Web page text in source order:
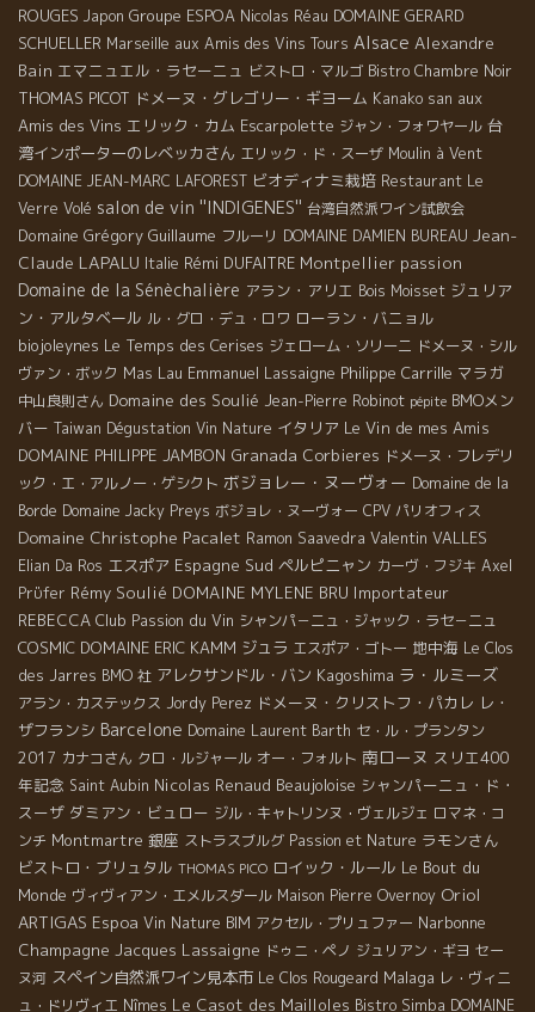
ROUGES Japon Groupe ESPOA Nicolas Réau DOMAINE GERARD
SCHUELLER Marseille aux Amis des Vins Tours Alsace Alexandre
Bain エマニュエル・ラセーニュ ビストロ・マルゴ Bistro Chambre Noir
THOMAS PICOT ドメーヌ・グレゴリー・ギヨーム Kanako san aux
Amis des Vins エリック・カム Escarpolette ジャン・フォワヤール 台
湾インポーターのレベッカさん エリック・ド・スーザ Moulin à Vent
DOMAINE JEAN-MARC LAFOREST ビオディナミ栽培 Restaurant Le
Verre Volé salon de vin ''INDIGENES'' 台湾自然派ワイン試飲会
Domaine Grégory Guillaume フルーリ DOMAINE DAMIEN BUREAU Jean-
Claude LAPALU Italie Rémi DUFAITRE Montpellier passion
Domaine de la Sénèchalière アラン・アリエ Bois Moisset ジュリア
ン・アルタベール ル・グロ・デュ・ロワ ローラン・バニョル
biojoleynes Le Temps des Cerises ジェローム・ソリーニ ドメーヌ・シル
ヴァン・ボック Mas Lau Emmanuel Lassaigne Philippe Carrille マラガ
中山良則さん Domaine des Soulié Jean-Pierre Robinot pépite BMOメン
バー Taiwan Dégustation Vin Nature イタリア Le Vin de mes Amis
DOMAINE PHILIPPE JAMBON Granada Corbieres ドメーヌ・フレデリ
ック・エ・アルノー・ゲシクト ボジョレー・ヌーヴォー Domaine de la
Borde Domaine Jacky Preys ボジョレ・ヌーヴォー CPV パリオフィス
Domaine Christophe Pacalet Ramon Saavedra Valentin VALLES
Elian Da Ros エスポア Espagne Sud ペルピニャン カーヴ・フジキ Axel
Prϋfer Rémy Soulié DOMAINE MYLENE BRU Importateur
REBECCA Club Passion du Vin シャンパ－ニュ・ジャック・ラセ－ニュ
COSMIC DOMAINE ERIC KAMM ジュラ エスポア・ゴトー 地中海 Le Clos
des Jarres BMO 社 アレクサンドル・バン Kagoshima ラ・ルミーズ
アラン・カステックス Jordy Perez ドメーヌ・クリストフ・パカレ レ・
ザフランシ Barcelone Domaine Laurent Barth セ・ル・プランタン
2017 カナコさん クロ・ルジャール オー・フォルト 南ローヌ スリエ400
年記念 Saint Aubin Nicolas Renaud Beaujoloise シャンパーニュ・ド・
スーザ ダミアン・ビュロー ジル・キャトリンヌ・ヴェルジェ ロマネ・コ
ンチ Montmartre 銀座 ストラスブルグ Passion et Nature ラモンさん
ビストロ・ブリュタル THOMAS PICO ロイック・ルール Le Bout du
Monde ヴィヴィアン・エメルスダール Maison Pierre Overnoy Oriol
ARTIGAS Espoa Vin Nature BIM アクセル・プリュファー Narbonne
Champagne Jacques Lassaigne ドゥニ・ペノ ジュリアン・ギヨ セー
ヌ河 スペイン自然派ワイン見本市 Le Clos Rougeard Malaga レ・ヴィニ
ュ・ドリヴィエ Nîmes Le Casot des Mailloles Bistro Simba DOMAINE